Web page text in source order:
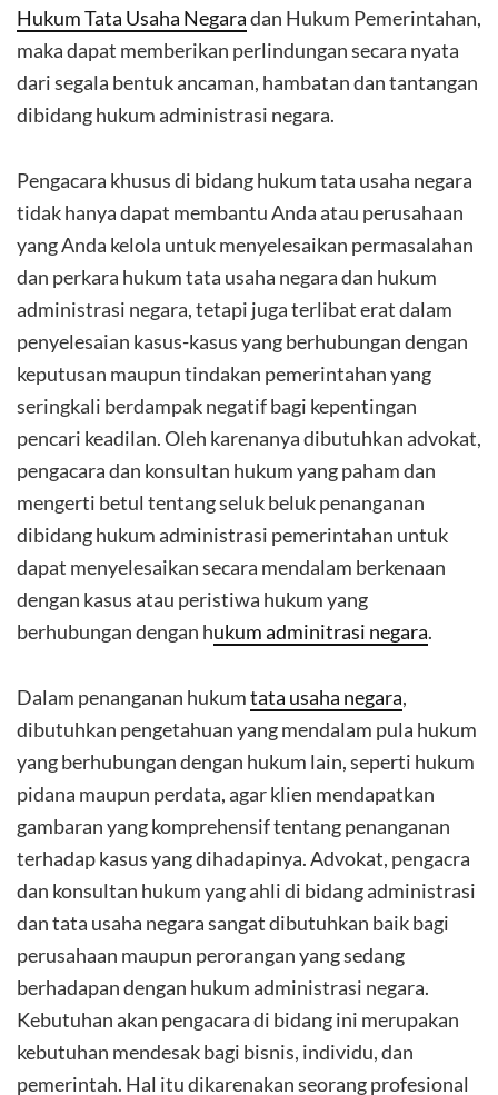
Hukum Tata Usaha Negaradan Hukum Pemerintahan,
maka dapat memberikan perlindungan secara nyata
dari segala bentuk ancaman, hambatan dan tantangan
dibidang hukum administrasi negara.
Pengacara khusus di bidang hukum tata usaha negara
tidak hanya dapat membantu Anda atau perusahaan
yang Anda kelola untuk menyelesaikan permasalahan
dan perkara hukum tata usaha negara dan hukum
administrasi negara, tetapi juga terlibat erat dalam
penyelesaian kasus-kasus yang berhubungan dengan
keputusan maupun tindakan pemerintahan yang
seringkali berdampak negatif bagi kepentingan
pencari keadilan. Oleh karenanya dibutuhkan advokat,
pengacara dan konsultan hukum yang paham dan
mengerti betul tentang seluk beluk penanganan
dibidang hukum administrasi pemerintahan untuk
dapat menyelesaikan secara mendalam berkenaan
dengan kasus atau peristiwa hukum yang
berhubungan dengan hukum adminitrasi negara.
Dalam penanganan hukumtata usaha negara,
dibutuhkan pengetahuan yang mendalam pula hukum
yang berhubungan dengan hukum lain, seperti hukum
pidana maupun perdata, agar klien mendapatkan
gambaran yang komprehensif tentang penanganan
terhadap kasus yang dihadapinya. Advokat, pengacra
dan konsultan hukum yang ahli di bidang administrasi
dan tata usaha negara sangat dibutuhkan baik bagi
perusahaan maupun perorangan yang sedang
berhadapan dengan hukum administrasi negara.
Kebutuhan akan pengacara di bidang ini merupakan
kebutuhan mendesak bagi bisnis, individu, dan
pemerintah. Hal itu dikarenakan seorang profesional